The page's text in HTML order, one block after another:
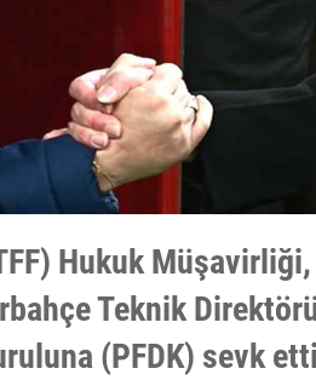
Hukuk
Teknik
(PFDK) sevk